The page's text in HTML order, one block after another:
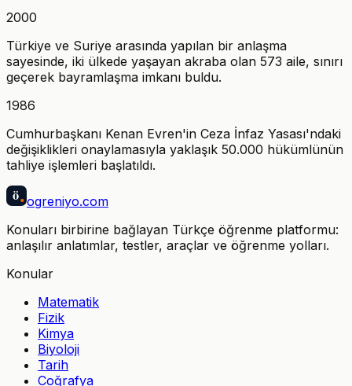
2000
Türkiye ve Suriye arasında yapılan bir anlaşma
sayesinde, iki ülkede yaşayan akraba olan 573 aile, sınırı
geçerek bayramlaşma imkanı buldu.
1986
Cumhurbaşkanı Kenan Evren'in Ceza İnfaz Yasası'ndaki
değişiklikleri onaylamasıyla yaklaşık 50.000 hükümlünün
tahliye işlemleri başlatıldı.
ö ogreniyo.com
Konuları birbirine bağlayan Türkçe öğrenme platformu:
anlaşılır anlatımlar, testler, araçlar ve öğrenme yolları.
Konular
Matematik
Fizik
Kimya
Biyoloji
Tarih
Coğrafya